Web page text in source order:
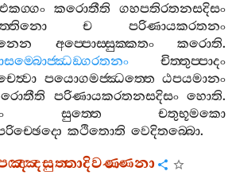
එකග‍්ගං කරොතීති
ගහපතිරතනසදිසං
ච
පරිණායකරතනං
අප‍්පොස‍්සුක‍්කතං කරොති.
චිත‍්තුප‍්පාදං
පයොගමජ‍්ඣත‍්තෙ ඨපයමානං
පරිණායකරතනසදිසං හොති.
සුත‍්තෙ
චතුභූමකො
කථිතොති වෙදිතබ‍්බො.